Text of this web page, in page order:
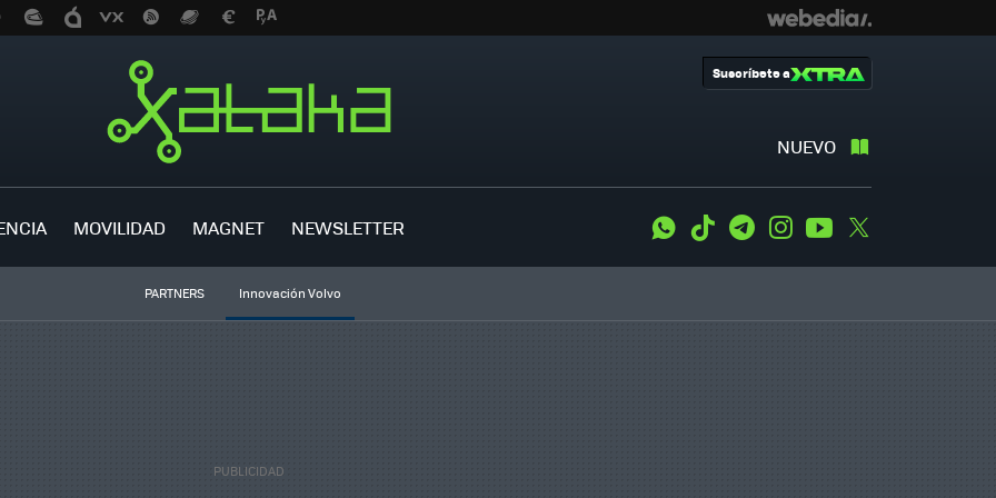
NUEVO
Suscríbete a
MOVILIDAD MAGNET NEWSLETTER WhatsApp
Tiktok TelegramInstagramYoutube
PARTNERS Innovación Volvo